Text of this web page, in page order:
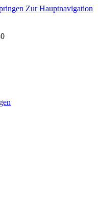
Zur Hauptnavigation